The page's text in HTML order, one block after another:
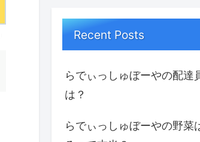
Recent Posts
らでぃっしゅぼーやの配達
は？
らでぃっしゅぼーやの野菜